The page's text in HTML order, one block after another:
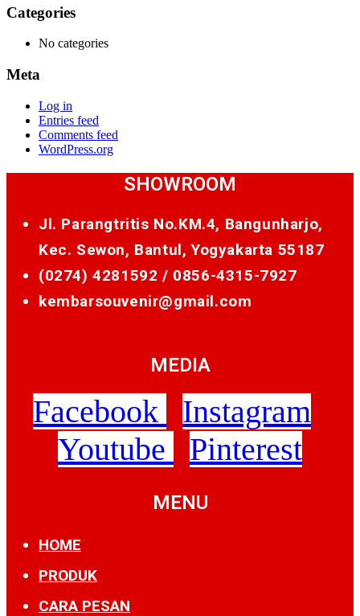
Categories
No categories
Meta
Log in
Entries feed
Comments feed
WordPress.org
SHOWROOM
Jl. Parangtritis No.KM.4, Bangunharjo,
Kec. Sewon, Bantul, Yogyakarta 55187
(0274) 4281592 / 0856-4315-7927
kembarsouvenir@gmail.com
MEDIA
Facebook
Instagram
Youtube
Pinterest
MENU
HOME
PRODUK
CARA PESAN